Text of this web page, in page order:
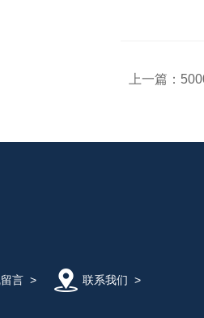
上一篇：
言> 联系我们 >